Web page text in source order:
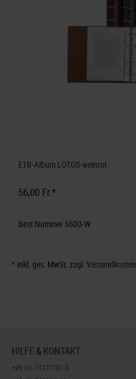
ETB-Album LOTOS-weinrot
56,00 Fr.*
Best.Nummer 5600-W
* inkl. ges. MwSt. zzgl.Versandkosten
HILFE & KONTAKT
+49 (0) 7427/701-0